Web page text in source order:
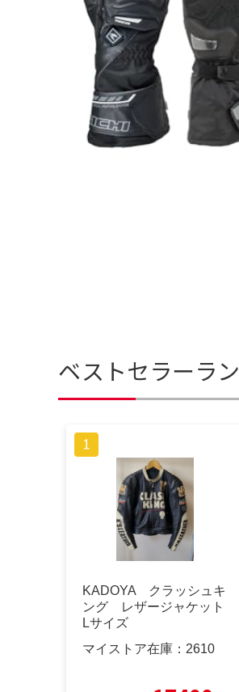
ベストセラーラ
KADOYA クラッシュキ
ング レザージャケット
Lサイズ
マイストア在庫： 2610